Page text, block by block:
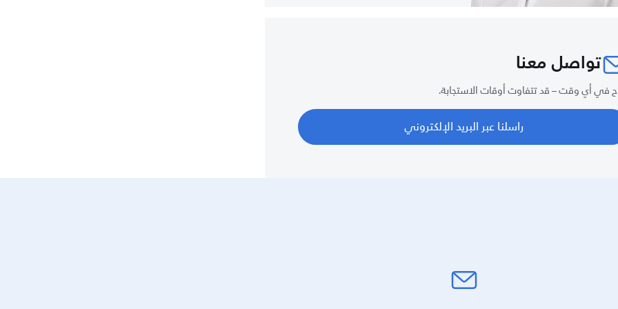
تواصل معنا
في أي وقت – قد تتفاوت أوقات الاستجابة.
راسلنا عبر البريد الإلكتروني